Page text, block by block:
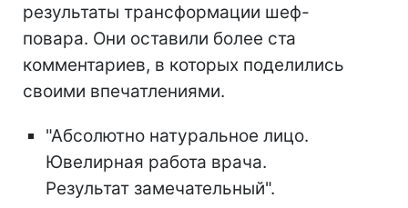
результаты трансформации шеф-
повара. Они оставили более ста
комментариев, в которых поделились
своими впечатлениями.
"Абсолютно натуральное лицо.
Ювелирная работа врача.
Результат замечательный".